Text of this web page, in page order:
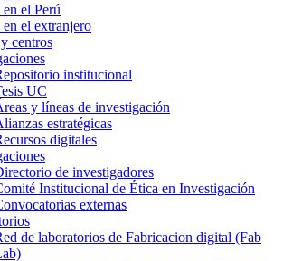
el Perú
en el extranjero
centros
institucional
UC
y líneas de investigación
estratégicas
digitales
de investigadores
Institucional de Ética en Investigación
externas
de laboratorios de Fabricacion digital (Fab